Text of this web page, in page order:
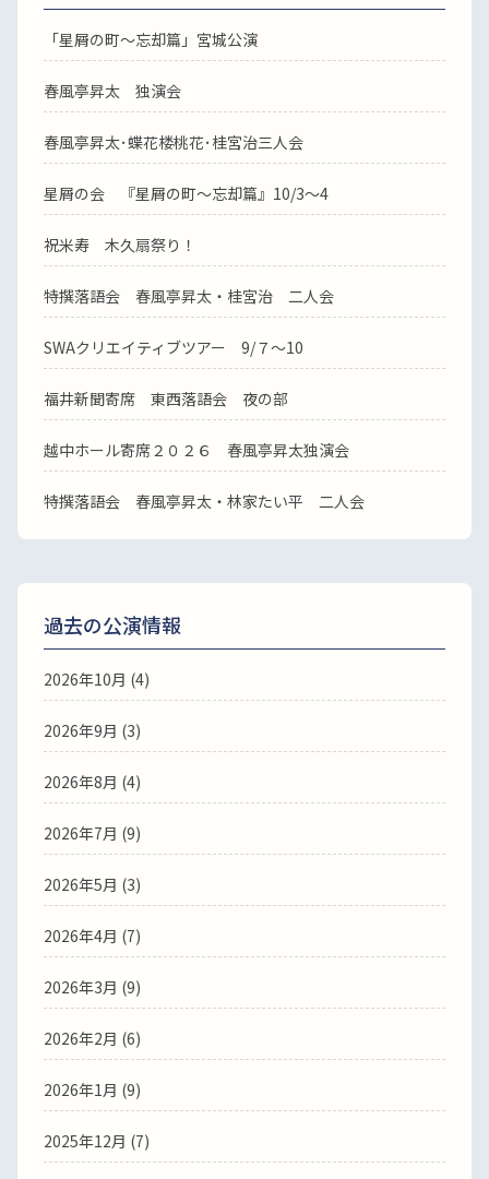
「星屑の町～忘却篇」宮城公演
春風亭昇太 独演会
春風亭昇太･蝶花楼桃花･桂宮治三人会
星屑の会 『星屑の町～忘却篇』10/3～4
祝米寿 木久扇祭り！
特撰落語会 春風亭昇太・桂宮治 二人会
SWAクリエイティブツアー 9/７～10
福井新聞寄席 東西落語会 夜の部
越中ホール寄席２０２６ 春風亭昇太独演会
特撰落語会 春風亭昇太・林家たい平 二人会
過去の公演情報
2026年10月 (4)
2026年9月 (3)
2026年8月 (4)
2026年7月 (9)
2026年5月 (3)
2026年4月 (7)
2026年3月 (9)
2026年2月 (6)
2026年1月 (9)
2025年12月 (7)